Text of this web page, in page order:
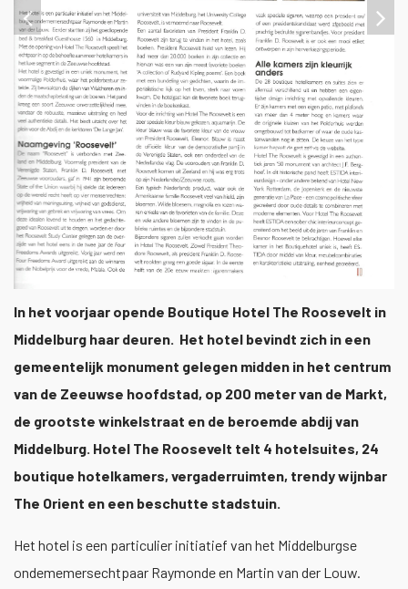
1/1
In het voorjaar opende Boutique Hotel The Roosevelt in
Middelburg haar deuren. Het hotel bevindt zich in een
gemeentelijk monument gelegen midden in het centrum
van de Zeeuwse hoofdstad, op 200 meter van de Markt,
de grootste winkelstraat en de beroemde abdij van
Middelburg. Hotel The Roosevelt telt 4 hotelsuites, 24
boutique hotelkamers, vergaderruimten, trendy wijnbar
The Orient en een beschutte stadstuin.
Het hotel is een particulier initiatief van het Middelburgse
ondememersechtpaar Raymonde en Martin van der Louw.